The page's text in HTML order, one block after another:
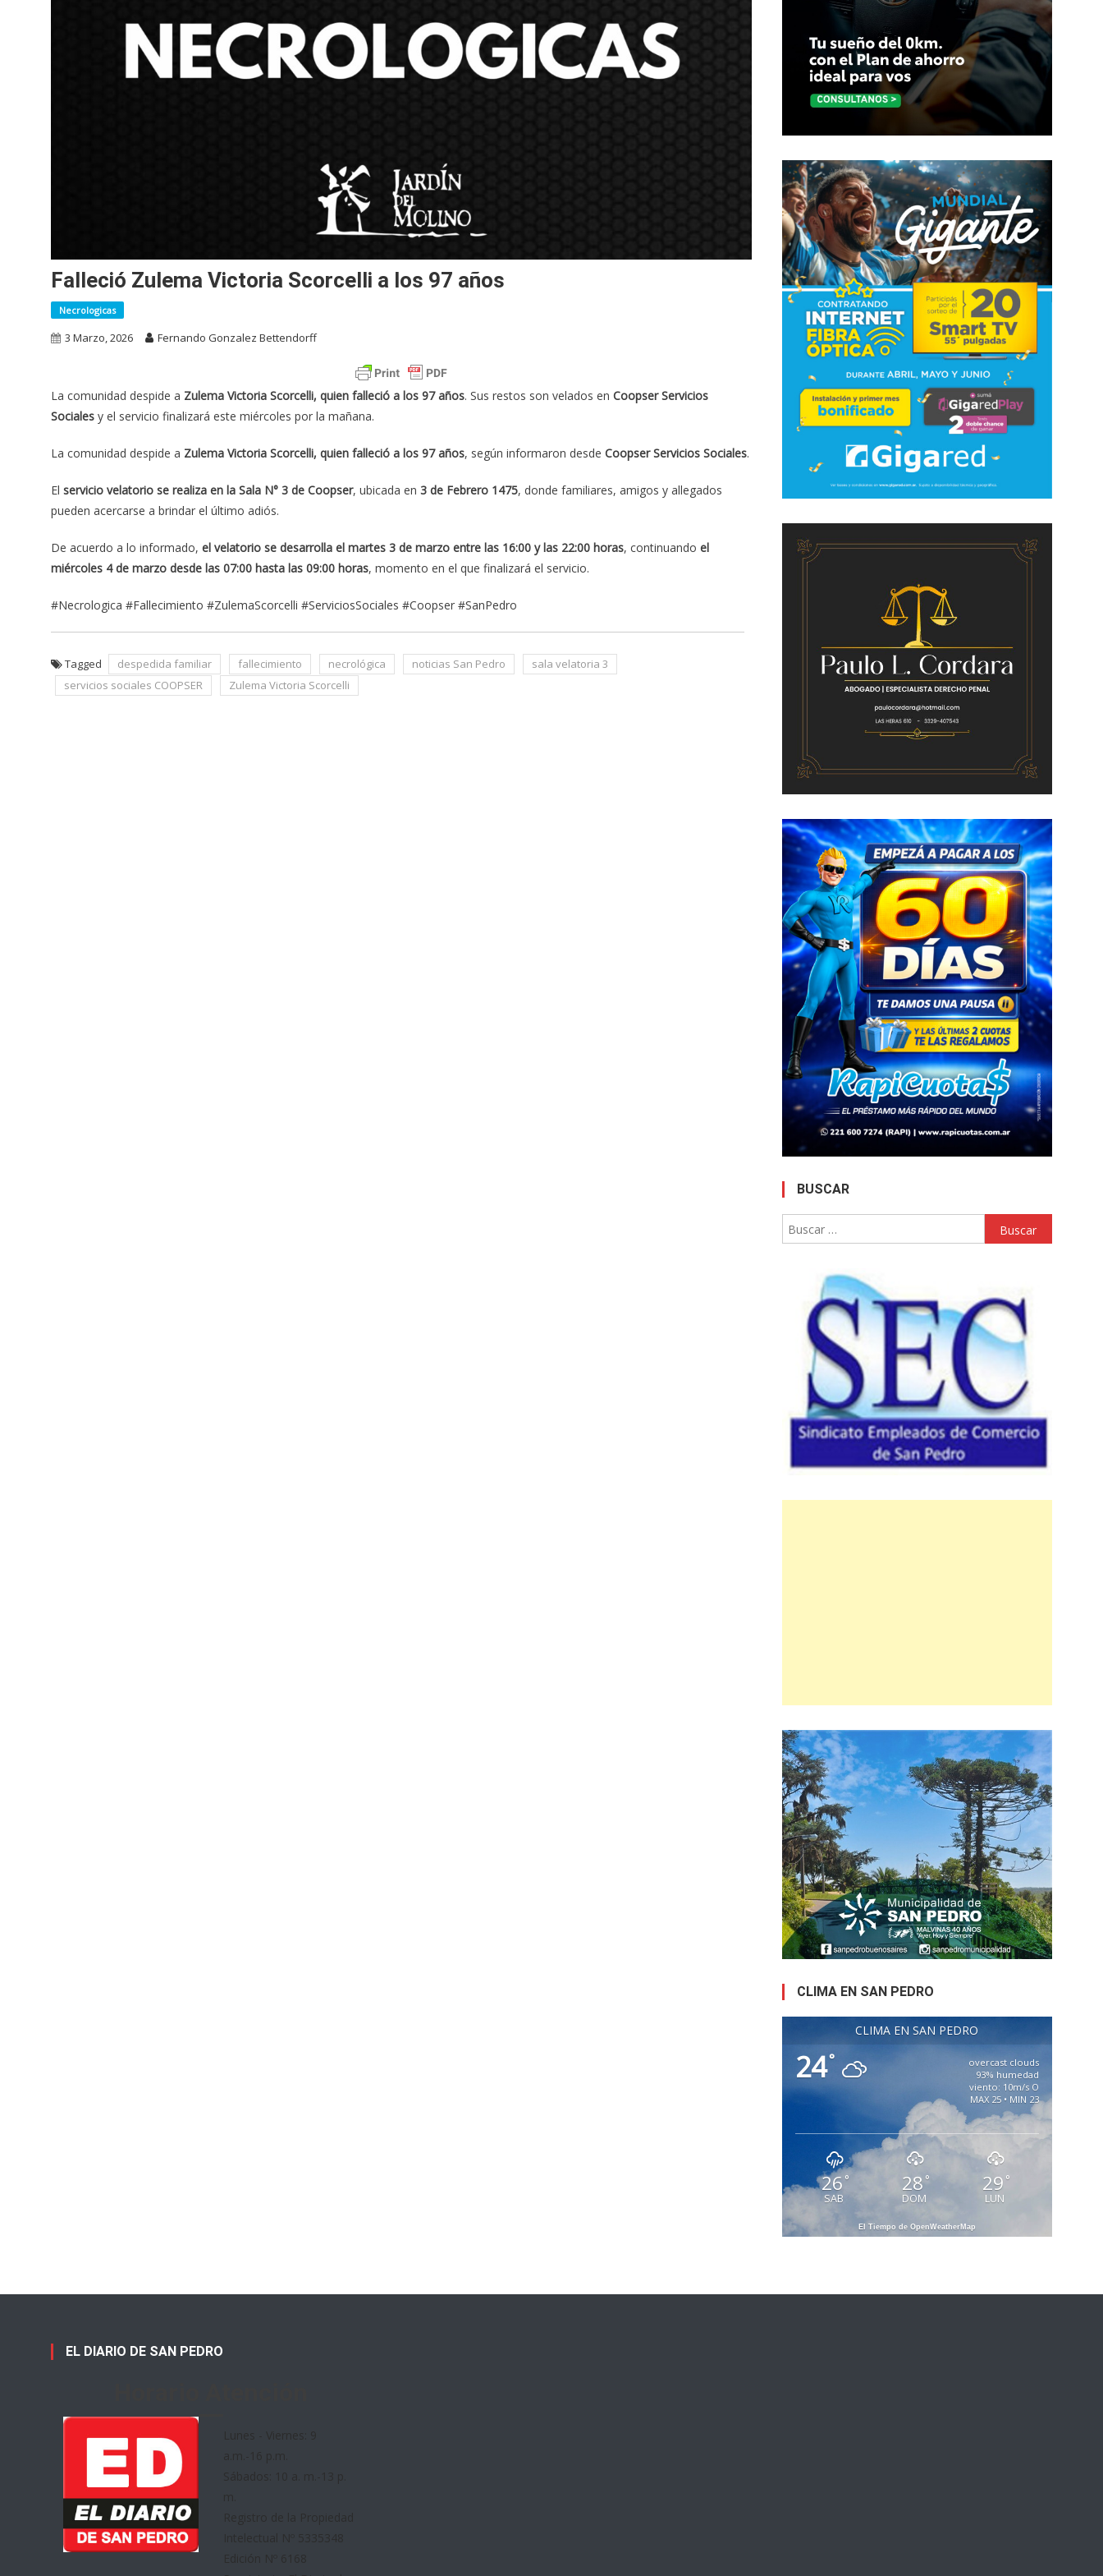
Falleció Zulema Victoria Scorcelli a los 97 años
Necrologicas
3 Marzo, 2026 Fernando Gonzalez Bettendorff
La comunidad despide a Zulema Victoria Scorcelli, quien falleció a los 97 años. Sus restos son velados en Coopser Servicios
Sociales y el servicio finalizará este miércoles por la mañana.
La comunidad despide a Zulema Victoria Scorcelli, quien falleció a los 97 años, según informaron desde Coopser Servicios Sociales.
El servicio velatorio se realiza en la Sala N° 3 de Coopser, ubicada en 3 de Febrero 1475, donde familiares, amigos y allegados
pueden acercarse a brindar el último adiós.
De acuerdo a lo informado, el velatorio se desarrolla el martes 3 de marzo entre las 16:00 y las 22:00 horas, continuando el
miércoles 4 de marzo desde las 07:00 hasta las 09:00 horas, momento en el que finalizará el servicio.
#Necrologica #Fallecimiento #ZulemaScorcelli #ServiciosSociales #Coopser #SanPedro
Tagged despedida familiar fallecimiento necrológica noticias San Pedro
sala velatoria 3
servicios sociales COOPSER
Zulema Victoria Scorcelli
BUSCAR
Buscar:
CLIMA EN SAN PEDRO
CLIMA EN SAN PEDRO
24°
overcast clouds
93% humedad
viento: 10m/s O
MAX 25 • MIN 23
26 °
SAB
28 °
DOM
29 °
LUN
El Tiempo de OpenWeatherMap
EL DIARIO DE SAN PEDRO
Lunes - Viernes: 9
a.m.-16 p.m.
Sábados: 10 a. m.-13 p.
m.
Registro de la Propiedad
Intelectual Nº 5335348
Edición Nº 6168